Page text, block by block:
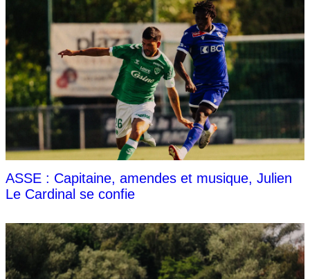
ASSE : Capitaine, amendes et musique, Julien
Le Cardinal se confie